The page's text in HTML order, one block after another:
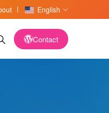
English
Contact